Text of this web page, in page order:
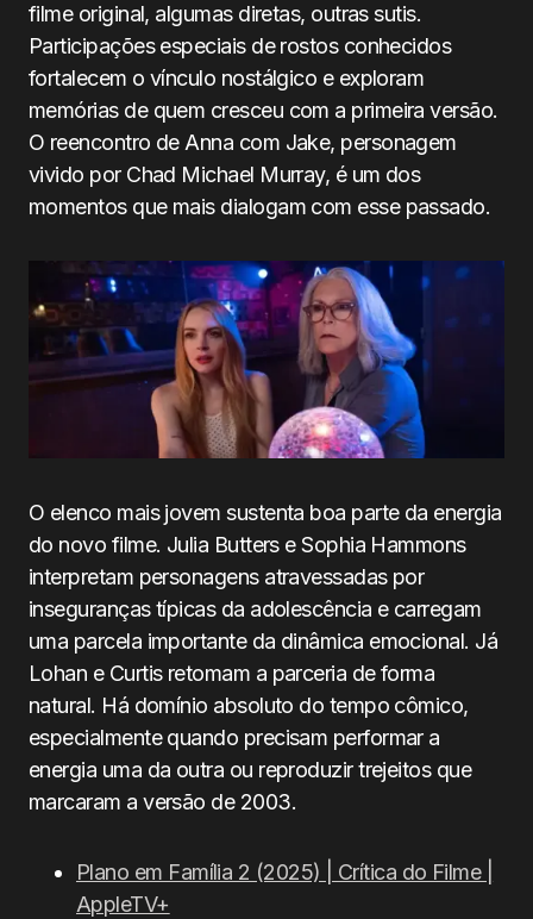
filme original, algumas diretas, outras sutis.
Participações especiais de rostos conhecidos
fortalecem o vínculo nostálgico e exploram
memórias de quem cresceu com a primeira versão.
O reencontro de Anna com Jake, personagem
vivido por Chad Michael Murray, é um dos
momentos que mais dialogam com esse passado.
O elenco mais jovem sustenta boa parte da energia
do novo filme. Julia Butters e Sophia Hammons
interpretam personagens atravessadas por
inseguranças típicas da adolescência e carregam
uma parcela importante da dinâmica emocional. Já
Lohan e Curtis retomam a parceria de forma
natural. Há domínio absoluto do tempo cômico,
especialmente quando precisam performar a
energia uma da outra ou reproduzir trejeitos que
marcaram a versão de 2003.
Plano em Família 2 (2025) | Crítica do Filme |
AppleTV+